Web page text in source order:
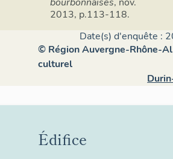
2013, p.113-118.
Date(s) d'enquête :
© Région Auvergne-Rhône-
culturel
Édifice